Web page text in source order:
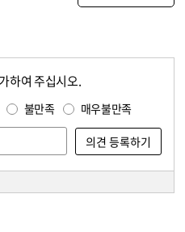
하여 주십시오.
불만족 매우불만족